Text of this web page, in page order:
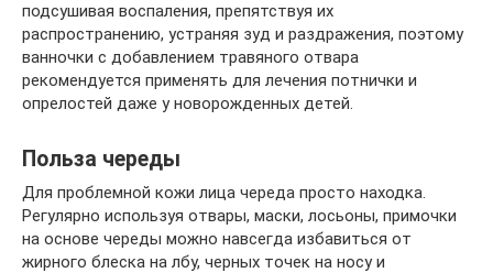
подсушивая воспаления, препятствуя их
распространению, устраняя зуд и раздражения, поэтому
ванночки с добавлением травяного отвара
рекомендуется применять для лечения потнички и
опрелостей даже у новорожденных детей.
Польза череды
Для проблемной кожи лица череда просто находка.
Регулярно используя отвары, маски, лосьоны, примочки
на основе череды можно навсегда избавиться от
жирного блеска на лбу, черных точек на носу и